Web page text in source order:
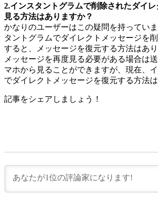
2.インスタントグラムで削除されたダイ
見る方法はありますか？
かなりのユーザーはこの疑問を持ってい
タントグラムでダイレクトメッセージを
すると、メッセージを復元する方法はあ
メッセージを再度見る必要がある場合は
マホから見ることができますが、現在、
でダイレクトメッセージを復元する方法は
記事をシェアしましょう！